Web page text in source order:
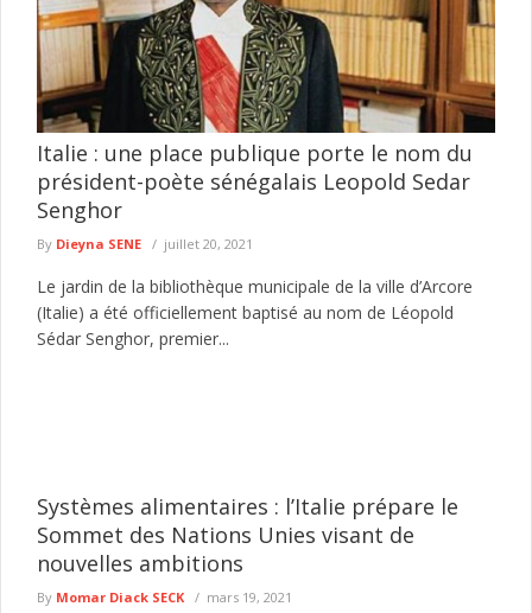
Italie : une place publique porte le nom du
président-poète sénégalais Leopold Sedar
Senghor
By Dieyna SENE juillet 20, 2021
Le jardin de la bibliothèque municipale de la ville d’Arcore
(Italie) a été officiellement baptisé au nom de Léopold
Sédar Senghor, premier...
Systèmes alimentaires : l’Italie prépare le
Sommet des Nations Unies visant de
nouvelles ambitions
By Momar Diack SECK mars 19, 2021